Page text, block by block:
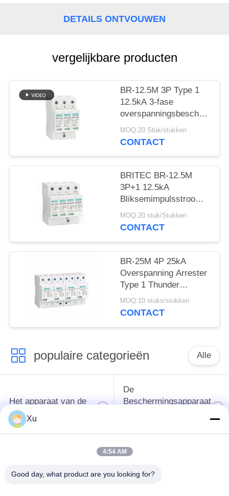
PRIVACYBELEIDDETAILS ONTVOUWEN
vergelijkbare producten
BR-12.5M 3P Type 1
12.5kA 3-fase
SPD Arrester 12.5ka
overspanningsonderdrukker
MOQ:20 Stuk/stukken
CONTACT
BRITEC BR-12.5M
3P+1 12.5kA
met plug-in-module-
ontwerp en klasse I+II-
MOQ:20 stuk/Stukken
CONTACT
BR-25M 4P 25kA
Overspanning Arrester
Type 1 Thunder
Arrester SPD Klasse 1
pluggable
MOQ:10 stuks/stukken
CONTACT
populaire categorieën Alle
Het apparaat van de
schommelingsbescherming
De
Beschermingsapparaat
van de 2
Type van
Beschermend
Xu
4:54 AM
Good day, what product are you looking for?